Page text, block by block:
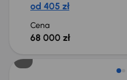
od 405 zł
Cena
68 000 zł
Świeżo skupione